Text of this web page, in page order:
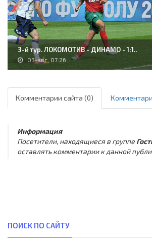
3-й тур. ЛОКОМОТИВ - ДИНАМО - 1:1..
03-авг, 07:26
Комментарии сайта (0)
Информация
Посетители, находящиеся в группе
оставлять комментарии к данной
ПОИСК ПО САЙТУ